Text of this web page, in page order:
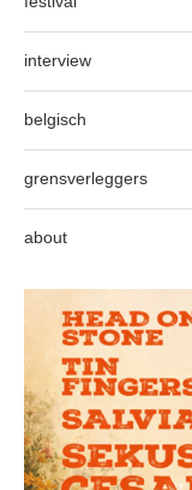
interview
belgisch
grensverleggers
about